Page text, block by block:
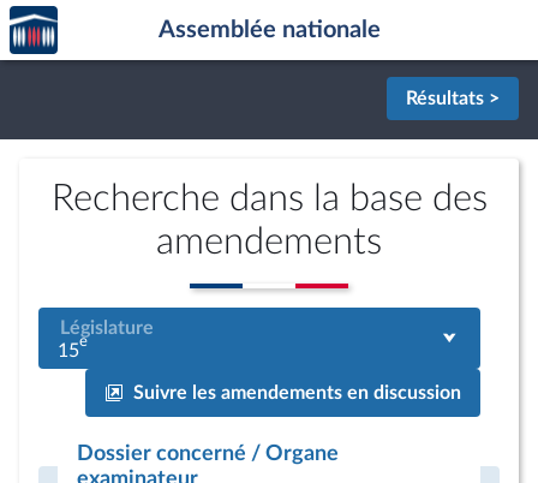
Aller au contenu
Aller en bas de la page
Accèder
à la
page
Assemblée nationale
Résultats >
Recherche dans la base des
amendements
Législature
15e
Suivre les amendements en discussion
Dossier concerné / Organe
examinateur